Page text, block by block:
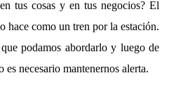
tus cosas y en tus negocios? El
hace como un tren por la estación.
podamos abordarlo y luego de
es necesario mantenernos alerta.